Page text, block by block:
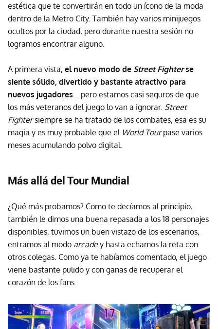
estética que te convertirán en todo un ícono de la moda
dentro de la Metro City. También hay varios minijuegos
ocultos por la ciudad, pero durante nuestra sesión no
logramos encontrar alguno.
A primera vista, el nuevo modo de Street Fighterse
siente sólido, divertido y bastante atractivo para
nuevos jugadores ... pero estamos casi seguros de que
los más veteranos del juego lo van a ignorar. Street
Fightersiempre se ha tratado de los combates, esa es su
magia y es muy probable que el World Tourpase varios
meses acumulando polvo digital.
Más allá del Tour Mundial
¿Qué más probamos? Como te decíamos al principio,
también le dimos una buena repasada a los 18 personajes
disponibles, tuvimos un buen vistazo de los escenarios,
entramos al modo arcadey hasta echamos la reta con
otros colegas. Como ya te habíamos comentado, el juego
viene bastante pulido y con ganas de recuperar el
corazón de los fans.